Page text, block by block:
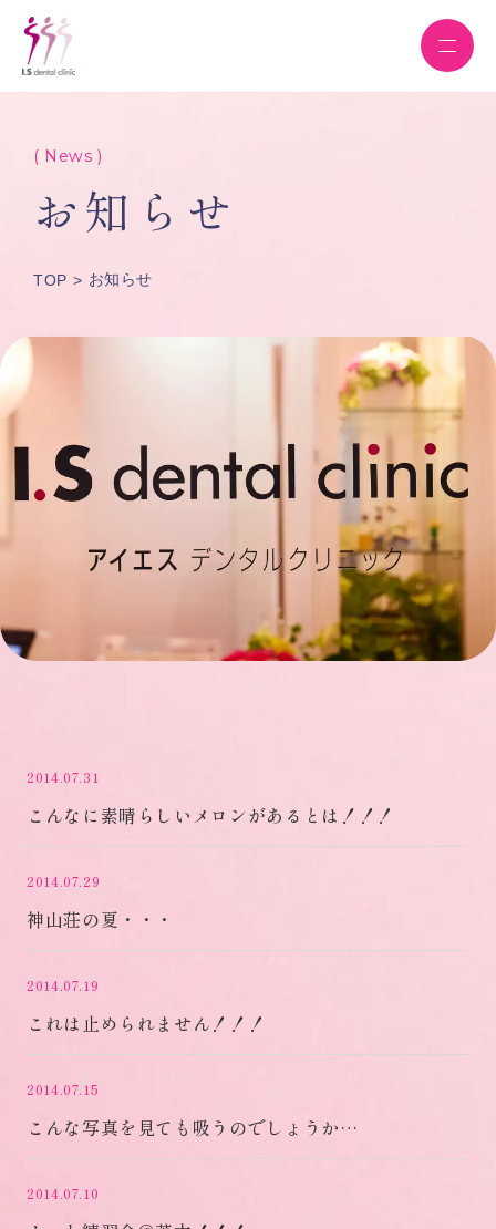
( News )
お知らせ
TOP お知らせ
2014.07.31
こんなに素晴らしいメロンがあるとは！！！
2014.07.29
神山荘の夏・・・
2014.07.19
これは止められません！！！
2014.07.15
こんな写真を見ても吸うのでしょうか…
2014.07.10